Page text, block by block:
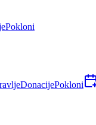
Pokloni
DonacijePokloni